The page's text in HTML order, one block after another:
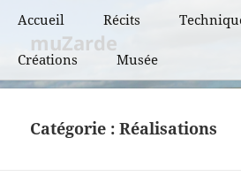
Accueil Récits
BCN et BPF
PBP
Créations Musée
muZarde
Catégorie :Réalisations